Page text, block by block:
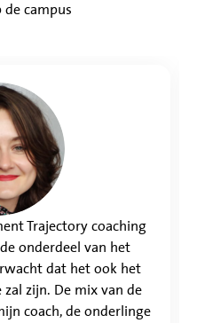
campus
Trajectory coaching
onderdeel van het
dat het ook het
zijn. De mix van de
coach, de onderlinge